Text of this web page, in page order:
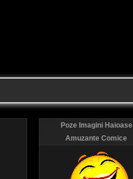
Poze Imagini Haioase
Amuzante Comice